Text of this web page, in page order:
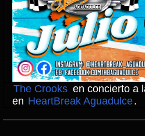
The Crooks en concierto a
en HeartBreak Aguadulce.